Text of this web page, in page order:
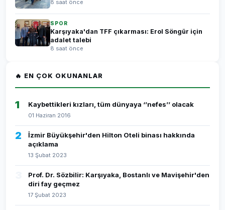
8 saat önce
SPOR
Karşıyaka'dan TFF çıkarması: Erol Söngür için
adalet talebi
8 saat önce
🔥 EN ÇOK OKUNANLAR
1 Kaybettikleri kızları, tüm dünyaya ‘’nefes’’ olacak
01 Haziran 2016
2
İzmir Büyükşehir'den Hilton Oteli binası hakkında
açıklama
13 Şubat 2023
Prof. Dr. Sözbilir: Karşıyaka, Bostanlı ve Mavişehir'den
diri fay geçmez
17 Şubat 2023